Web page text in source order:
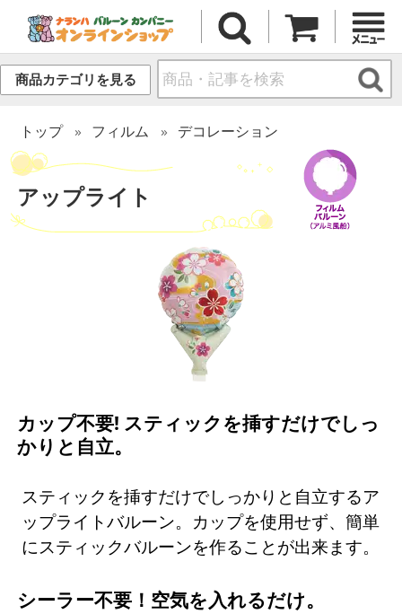
商品カテゴリを見る
トップ フィルム デコレーション
アップライト
カップ不要! スティックを挿すだけでしっ
かりと自立。
スティックを挿すだけでしっかりと自立するア
ップライトバルーン。カップを使用せず、簡単
にスティックバルーンを作ることが出来ます。
シーラー不要！空気を入れるだけ。